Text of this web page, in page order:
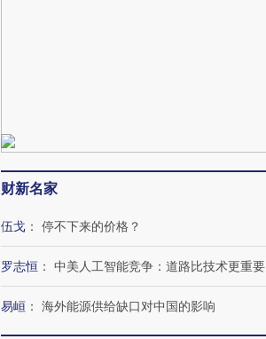
财新名家
伍戈 ： 停不下来的价格？
罗志恒 ： 中美人工智能竞争：道路比技术更重要
易峘 ： 海外能源供给缺口对中国的影响